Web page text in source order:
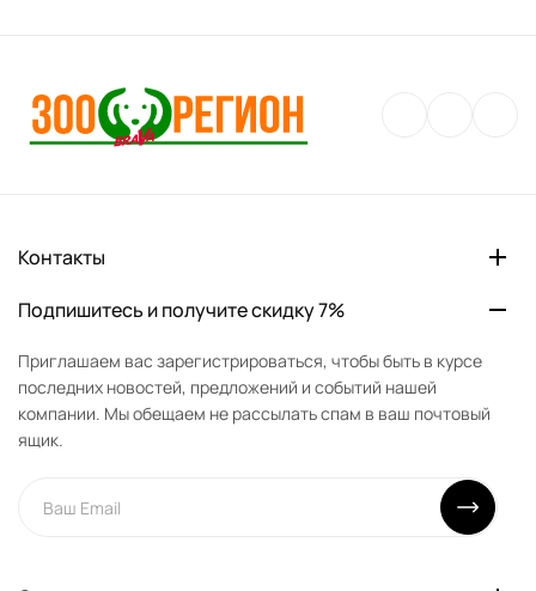
Контакты
Подпишитесь и получите скидку 7%
Приглашаем вас зарегистрироваться, чтобы быть в курсе
последних новостей, предложений и событий нашей
компании. Мы обещаем не рассылать спам в ваш почтовый
ящик.